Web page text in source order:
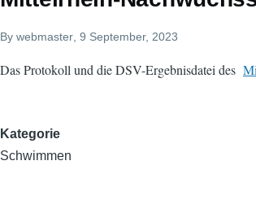
By webmaster , 9 September, 2023
Das Protokoll und die DSV-Ergebnisdatei des
Kategorie
Schwimmen